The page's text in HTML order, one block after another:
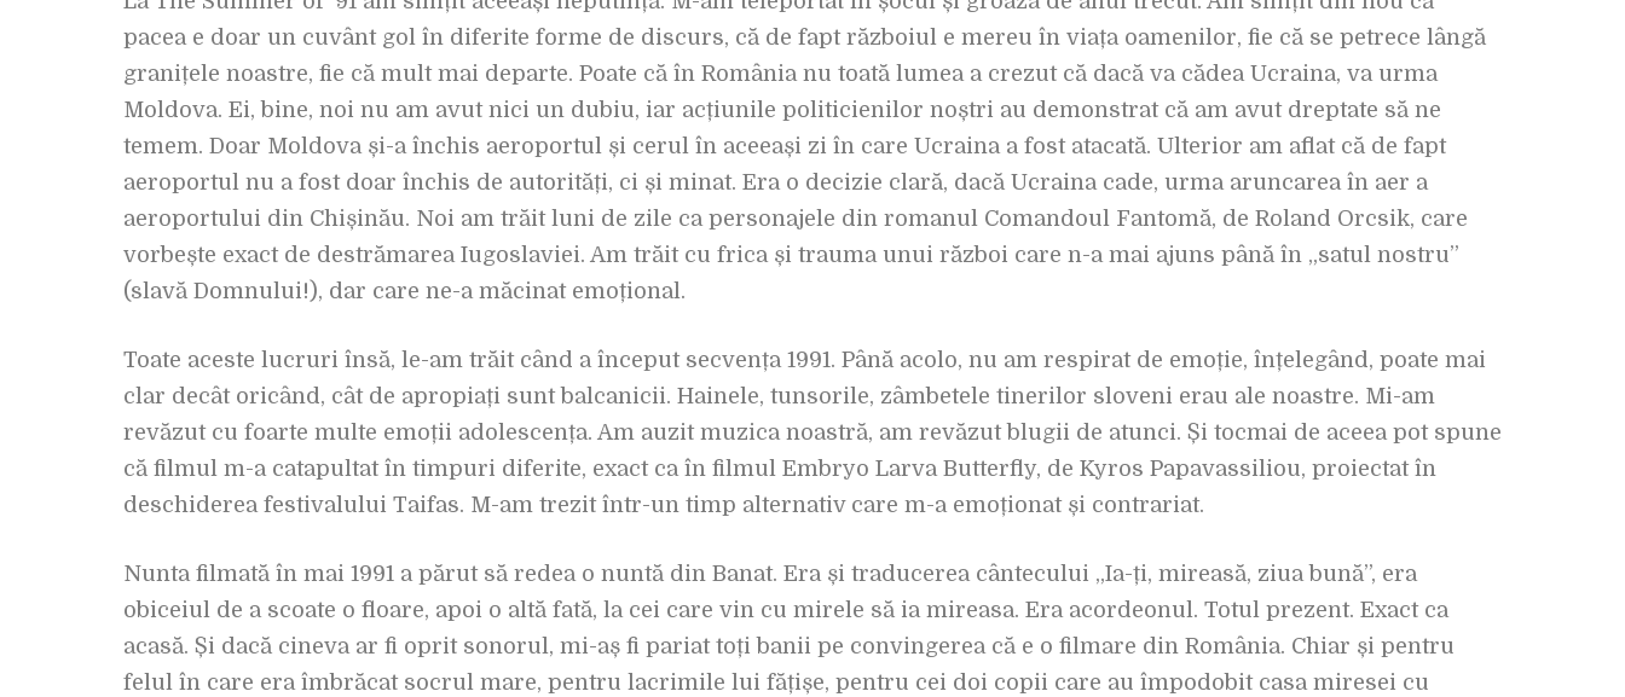
pacea e doar un cuvânt gol în diferite forme de discurs, că de fapt războiul e mereu în viața oamenilor, fie că se petrece lângă
granițele noastre, fie că mult mai departe. Poate că în România nu toată lumea a crezut că dacă va cădea Ucraina, va urma
Moldova. Ei, bine, noi nu am avut nici un dubiu, iar acțiunile politicienilor noștri au demonstrat că am avut dreptate să ne
temem. Doar Moldova și-a închis aeroportul și cerul în aceeași zi în care Ucraina a fost atacată. Ulterior am aflat că de fapt
aeroportul nu a fost doar închis de autorități, ci și minat. Era o decizie clară, dacă Ucraina cade, urma aruncarea în aer a
aeroportului din Chișinău. Noi am trăit luni de zile ca personajele din romanul Comandoul Fantomă, de Roland Orcsik, care
vorbește exact de destrămarea Iugoslaviei. Am trăit cu frica și trauma unui război care n-a mai ajuns până în „satul nostru”
(slavă Domnului!), dar care ne-a măcinat emoțional.
Toate aceste lucruri însă, le-am trăit când a început secvența 1991. Până acolo, nu am respirat de emoție, înțelegând, poate mai
clar decât oricând, cât de apropiați sunt balcanicii. Hainele, tunsorile, zâmbetele tinerilor sloveni erau ale noastre. Mi-am
revăzut cu foarte multe emoții adolescența. Am auzit muzica noastră, am revăzut blugii de atunci. Și tocmai de aceea pot spune
că filmul m-a catapultat în timpuri diferite, exact ca în filmul Embryo Larva Butterfly, de Kyros Papavassiliou, proiectat în
deschiderea festivalului Taifas. M-am trezit într-un timp alternativ care m-a emoționat și contrariat.
Nunta filmată în mai 1991 a părut să redea o nuntă din Banat. Era și traducerea cântecului „Ia-ți, mireasă, ziua bună”, era
obiceiul de a scoate o floare, apoi o altă fată, la cei care vin cu mirele să ia mireasa. Era acordeonul. Totul prezent. Exact ca
acasă. Și dacă cineva ar fi oprit sonorul, mi-aș fi pariat toți banii pe convingerea că e o filmare din România. Chiar și pentru
felul în care era îmbrăcat socrul mare, pentru lacrimile lui fățișe, pentru cei doi copii care au împodobit casa miresei cu